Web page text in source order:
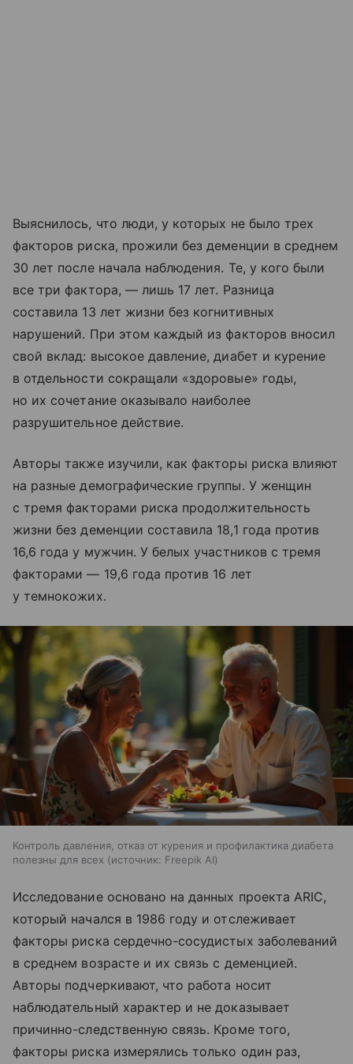
Выяснилось, что люди, у которых не было трех
факторов риска, прожили без деменции в среднем
30 лет после начала наблюдения. Те, у кого были
все три фактора, — лишь 17 лет. Разница
составила 13 лет жизни без когнитивных
нарушений. При этом каждый из факторов вносил
свой вклад: высокое давление, диабет и курение
в отдельности сокращали «здоровые» годы,
но их сочетание оказывало наиболее
разрушительное действие.
Авторы также изучили, как факторы риска влияют
на разные демографические группы. У женщин
с тремя факторами риска продолжительность
жизни без деменции составила 18,1 года против
16,6 года у мужчин. У белых участников с тремя
факторами — 19,6 года против 16 лет
у темнокожих.
Контроль давления, отказ от курения и профилактика диабета
полезны для всех
источник: Freepik AI
Исследование основано на данных проекта ARIC,
который начался в 1986 году и отслеживает
факторы риска сердечно-сосудистых заболеваний
в среднем возрасте и их связь с деменцией.
Авторы подчеркивают, что работа носит
наблюдательный характер и не доказывает
причинно-следственную связь. Кроме того,
факторы риска измерялись только один раз,